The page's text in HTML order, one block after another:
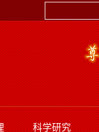
科学研究